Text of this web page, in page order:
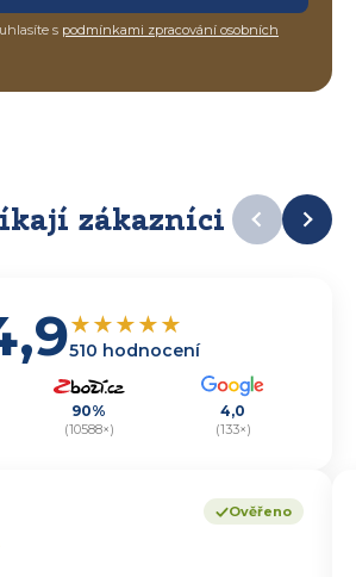
s podmínkami zpracování osobních
zákazníci
★★★★★
510 hodnocení
90%
(10588×)
4,0
(133×)
Ověřeno